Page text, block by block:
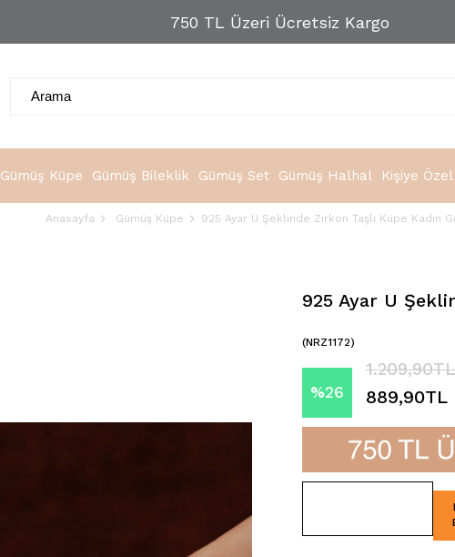
750 TL Üzeri Ücretsiz Kargo
Gümüş Küpe Gümüş Bileklik Gümüş Set Gümüş Halhal Kişiye
Anasayfa Gümüş Küpe 925 Ayar U Şeklinde Zirkon Taşlı Küpe Kadın
925 Ayar U
(NRZ1172)
%26
İndirim
1.209,90TL
889,90TL